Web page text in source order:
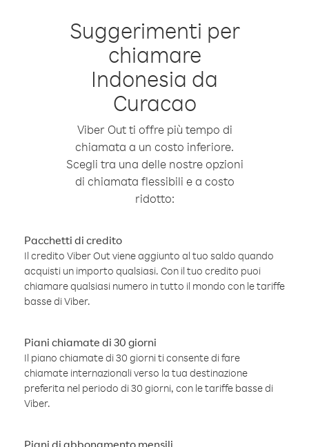
Suggerimenti per
chiamare
Indonesia da
Curacao
Viber Out ti offre più tempo di
chiamata a un costo inferiore.
Scegli tra una delle nostre opzioni
di chiamata flessibili e a costo
ridotto:
Pacchetti di credito
Il credito Viber Out viene aggiunto al tuo saldo quando
acquisti un importo qualsiasi. Con il tuo credito puoi
chiamare qualsiasi numero in tutto il mondo con le tariffe
basse di Viber.
Piani chiamate di 30 giorni
Il piano chiamate di 30 giorni ti consente di fare
chiamate internazionali verso la tua destinazione
preferita nel periodo di 30 giorni, con le tariffe basse di
Viber.
Piani di abbonamento mensili